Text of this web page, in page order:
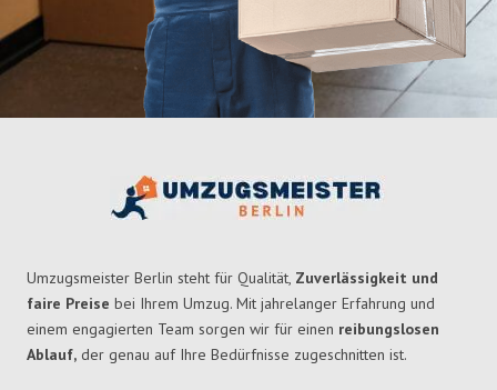
Umzugsmeister Berlin steht für Qualität, Zuverlässigkeit und
faire Preise bei Ihrem Umzug. Mit jahrelanger Erfahrung und
einem engagierten Team sorgen wir für einen reibungslosen
Ablauf, der genau auf Ihre Bedürfnisse zugeschnitten ist.